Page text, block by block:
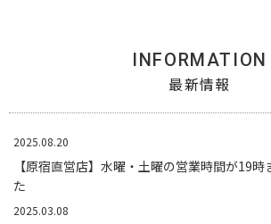
INFORMATION
最新情報
2025.08.20
【原宿直営店】水曜・土曜の営業時間が19
た
2025.03.08